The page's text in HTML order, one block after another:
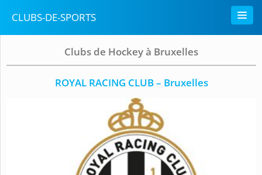
CLUBS-DE-SPORTS
Clubs de Hockey à Bruxelles
ROYAL RACING CLUB – Bruxelles